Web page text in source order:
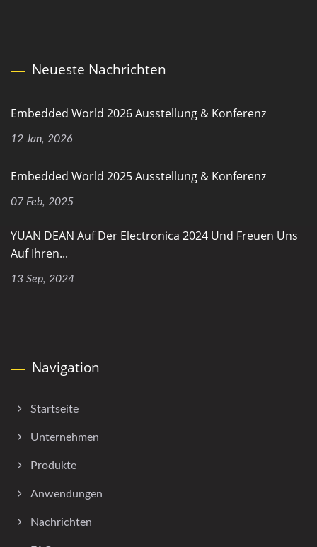
Neueste Nachrichten
Embedded World 2026 Ausstellung & Konferenz
12 Jan, 2026
Embedded World 2025 Ausstellung & Konferenz
07 Feb, 2025
YUAN DEAN Auf Der Electronica 2024 Und Freuen Uns
Auf Ihren...
13 Sep, 2024
Navigation
Startseite
Unternehmen
Produkte
Anwendungen
Nachrichten